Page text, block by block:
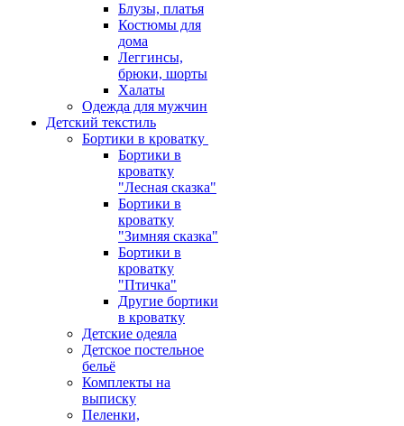
Блузы, платья
Костюмы для
дома
Леггинсы,
брюки, шорты
Халаты
Одежда для мужчин
Детский текстиль
Бортики в кроватку
Бортики в
кроватку
"Лесная сказка"
Бортики в
кроватку
"Зимняя сказка"
Бортики в
кроватку
"Птичка"
Другие бортики
в кроватку
Детские одеяла
Детское постельное
бельё
Комплекты на
выписку
Пеленки,